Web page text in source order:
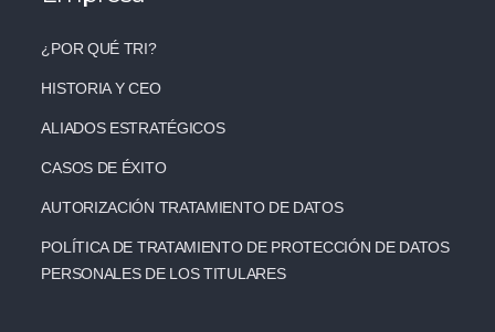
¿POR QUÉ TRI?
HISTORIA Y CEO
ALIADOS ESTRATÉGICOS
CASOS DE ÉXITO
AUTORIZACIÓN TRATAMIENTO DE DATOS
POLÍTICA DE TRATAMIENTO DE PROTECCIÓN DE DATOS
PERSONALES DE LOS TITULARES